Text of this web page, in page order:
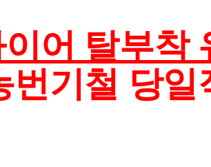
이어 탈부착
번기철 당일